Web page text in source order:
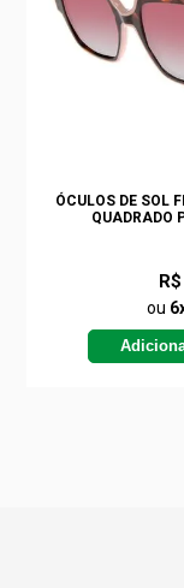
ÓCULOS DE SOL
QUADRADO
ou